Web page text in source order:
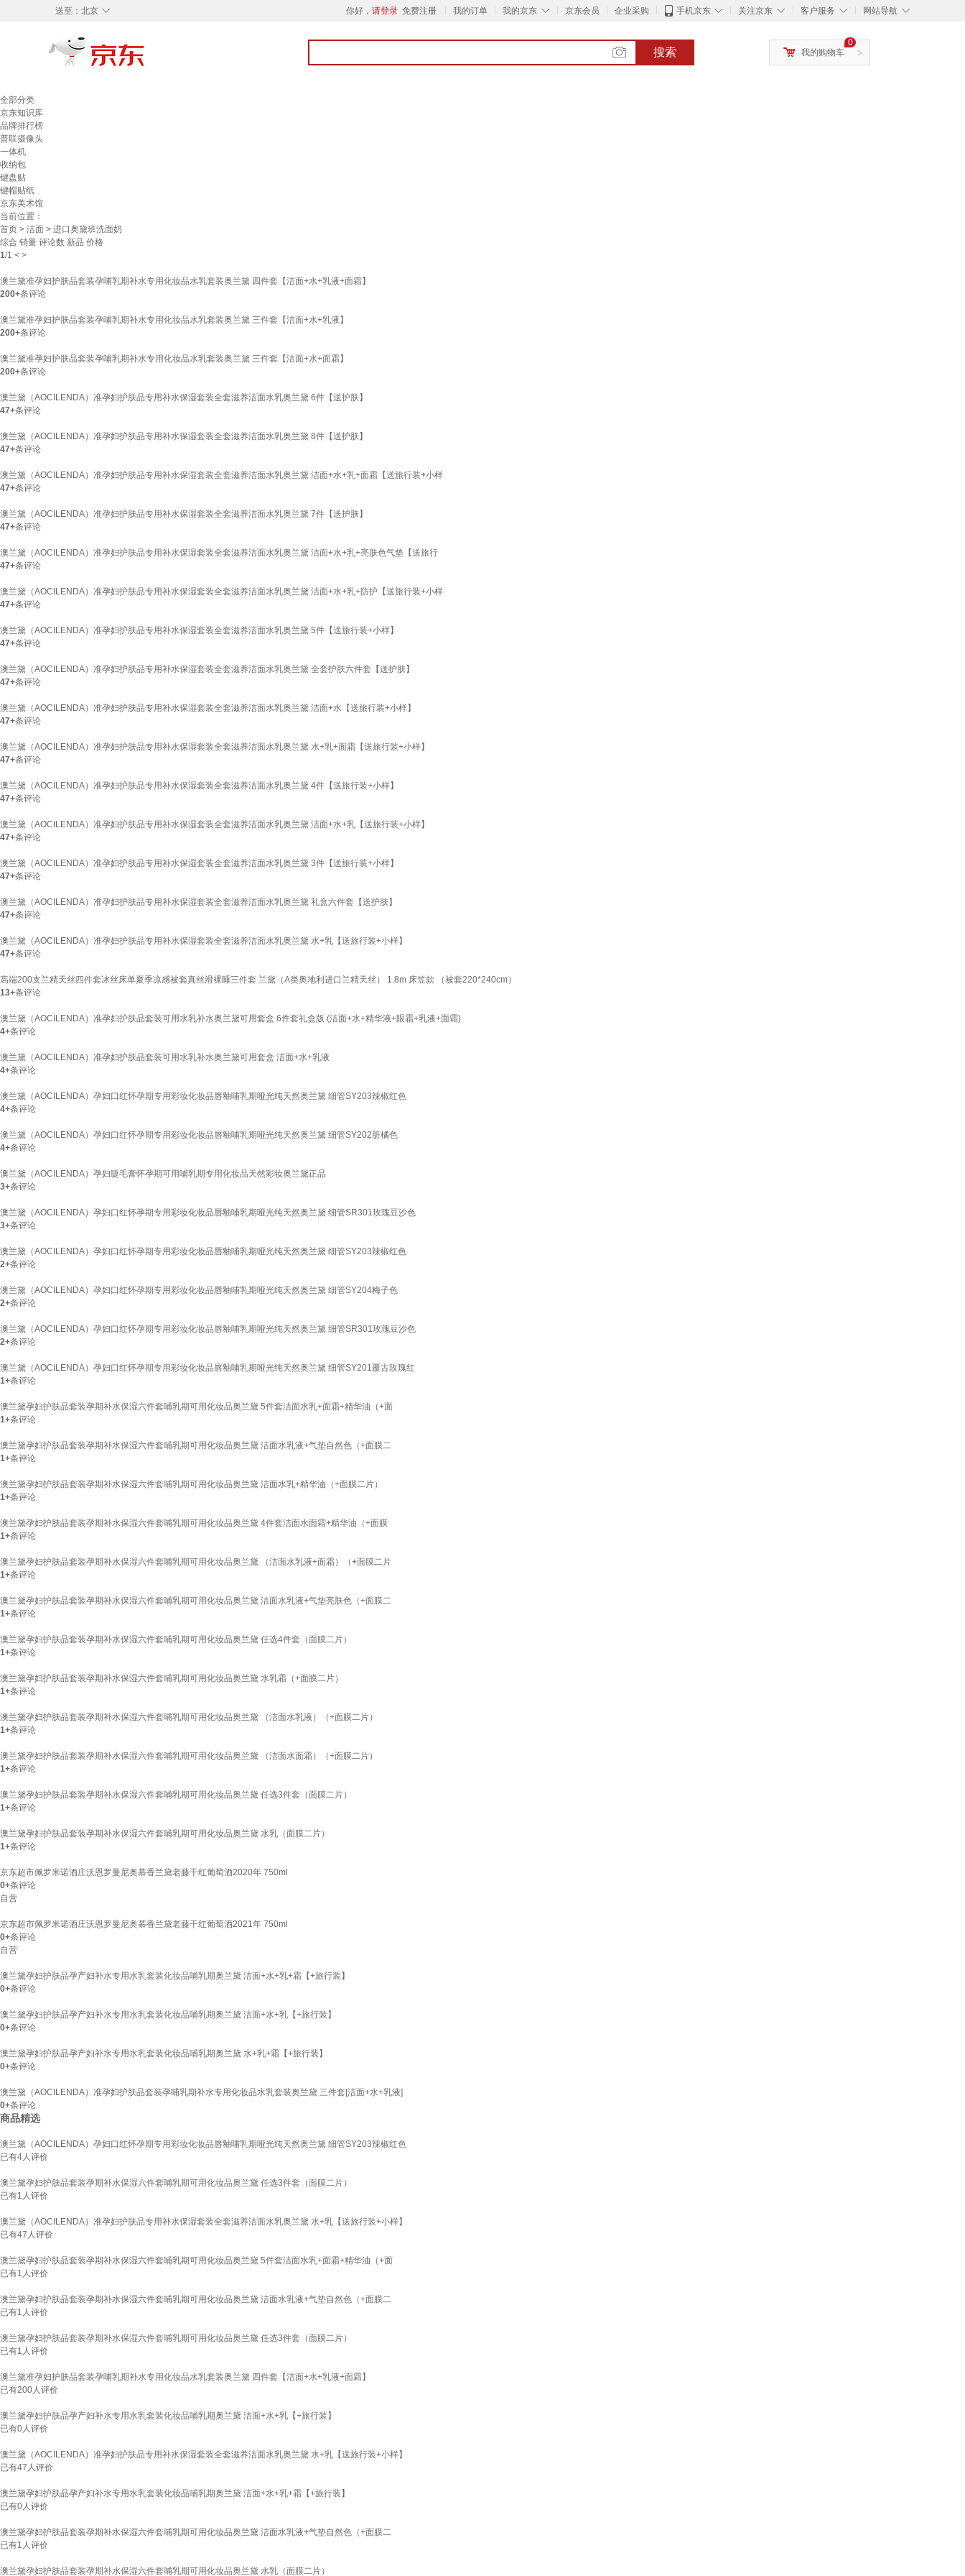
◇
送至： 北京 你好， 请登录 免费注册 我的订单 ◇
我的京东 京东会员 企业采购 ◇
手机京东 ◇
关注京东 ◇
客户服务 ◇
网站导航
搜索 >
0
我的购物车
全部分类
京东知识库
品牌排行榜
普联摄像头
一体机
收纳包
键盘贴
键帽贴纸
京东美术馆
当前位置：
首页 > 洁面 > 进口奥黛班洗面奶
综合 销量 评论数 新品 价格
1/1 < >
澳兰黛准孕妇护肤品套装孕哺乳期补水专用化妆品水乳套装奥兰黛 四件套【洁面+水+乳液+面霜】
200+条评论
澳兰黛准孕妇护肤品套装孕哺乳期补水专用化妆品水乳套装奥兰黛 三件套【洁面+水+乳液】
200+条评论
澳兰黛准孕妇护肤品套装孕哺乳期补水专用化妆品水乳套装奥兰黛 三件套【洁面+水+面霜】
200+条评论
澳兰黛（AOCILENDA）准孕妇护肤品专用补水保湿套装全套滋养洁面水乳奥兰黛 6件【送护肤】
47+条评论
澳兰黛（AOCILENDA）准孕妇护肤品专用补水保湿套装全套滋养洁面水乳奥兰黛 8件【送护肤】
47+条评论
澳兰黛（AOCILENDA）准孕妇护肤品专用补水保湿套装全套滋养洁面水乳奥兰黛 洁面+水+乳+面霜【送旅行装+小样
47+条评论
澳兰黛（AOCILENDA）准孕妇护肤品专用补水保湿套装全套滋养洁面水乳奥兰黛 7件【送护肤】
47+条评论
澳兰黛（AOCILENDA）准孕妇护肤品专用补水保湿套装全套滋养洁面水乳奥兰黛 洁面+水+乳+亮肤色气垫【送旅行
47+条评论
澳兰黛（AOCILENDA）准孕妇护肤品专用补水保湿套装全套滋养洁面水乳奥兰黛 洁面+水+乳+防护【送旅行装+小样
47+条评论
澳兰黛（AOCILENDA）准孕妇护肤品专用补水保湿套装全套滋养洁面水乳奥兰黛 5件【送旅行装+小样】
47+条评论
澳兰黛（AOCILENDA）准孕妇护肤品专用补水保湿套装全套滋养洁面水乳奥兰黛 全套护肤六件套【送护肤】
47+条评论
澳兰黛（AOCILENDA）准孕妇护肤品专用补水保湿套装全套滋养洁面水乳奥兰黛 洁面+水【送旅行装+小样】
47+条评论
澳兰黛（AOCILENDA）准孕妇护肤品专用补水保湿套装全套滋养洁面水乳奥兰黛 水+乳+面霜【送旅行装+小样】
47+条评论
澳兰黛（AOCILENDA）准孕妇护肤品专用补水保湿套装全套滋养洁面水乳奥兰黛 4件【送旅行装+小样】
47+条评论
澳兰黛（AOCILENDA）准孕妇护肤品专用补水保湿套装全套滋养洁面水乳奥兰黛 洁面+水+乳【送旅行装+小样】
47+条评论
澳兰黛（AOCILENDA）准孕妇护肤品专用补水保湿套装全套滋养洁面水乳奥兰黛 3件【送旅行装+小样】
47+条评论
澳兰黛（AOCILENDA）准孕妇护肤品专用补水保湿套装全套滋养洁面水乳奥兰黛 礼盒六件套【送护肤】
47+条评论
澳兰黛（AOCILENDA）准孕妇护肤品专用补水保湿套装全套滋养洁面水乳奥兰黛 水+乳【送旅行装+小样】
47+条评论
高端200支兰精天丝四件套冰丝床单夏季凉感被套真丝滑裸睡三件套 兰黛（A类奥地利进口兰精天丝） 1.8m 床笠款 （被套220*240cm）
13+条评论
澳兰黛（AOCILENDA）准孕妇护肤品套装可用水乳补水奥兰黛可用套盒 6件套礼盒版 (洁面+水+精华液+眼霜+乳液+面霜)
4+条评论
澳兰黛（AOCILENDA）准孕妇护肤品套装可用水乳补水奥兰黛可用套盒 洁面+水+乳液
4+条评论
澳兰黛（AOCILENDA）孕妇口红怀孕期专用彩妆化妆品唇釉哺乳期哑光纯天然奥兰黛 细管SY203辣椒红色
4+条评论
澳兰黛（AOCILENDA）孕妇口红怀孕期专用彩妆化妆品唇釉哺乳期哑光纯天然奥兰黛 细管SY202脏橘色
4+条评论
澳兰黛（AOCILENDA）孕妇睫毛膏怀孕期可用哺乳期专用化妆品天然彩妆奥兰黛正品
3+条评论
澳兰黛（AOCILENDA）孕妇口红怀孕期专用彩妆化妆品唇釉哺乳期哑光纯天然奥兰黛 细管SR301玫瑰豆沙色
3+条评论
澳兰黛（AOCILENDA）孕妇口红怀孕期专用彩妆化妆品唇釉哺乳期哑光纯天然奥兰黛 细管SY203辣椒红色
2+条评论
澳兰黛（AOCILENDA）孕妇口红怀孕期专用彩妆化妆品唇釉哺乳期哑光纯天然奥兰黛 细管SY204梅子色
2+条评论
澳兰黛（AOCILENDA）孕妇口红怀孕期专用彩妆化妆品唇釉哺乳期哑光纯天然奥兰黛 细管SR301玫瑰豆沙色
2+条评论
澳兰黛（AOCILENDA）孕妇口红怀孕期专用彩妆化妆品唇釉哺乳期哑光纯天然奥兰黛 细管SY201覆古玫瑰红
1+条评论
澳兰黛孕妇护肤品套装孕期补水保湿六件套哺乳期可用化妆品奥兰黛 5件套洁面水乳+面霜+精华油（+面
1+条评论
澳兰黛孕妇护肤品套装孕期补水保湿六件套哺乳期可用化妆品奥兰黛 洁面水乳液+气垫自然色（+面膜二
1+条评论
澳兰黛孕妇护肤品套装孕期补水保湿六件套哺乳期可用化妆品奥兰黛 洁面水乳+精华油（+面膜二片）
1+条评论
澳兰黛孕妇护肤品套装孕期补水保湿六件套哺乳期可用化妆品奥兰黛 4件套洁面水面霜+精华油（+面膜
1+条评论
澳兰黛孕妇护肤品套装孕期补水保湿六件套哺乳期可用化妆品奥兰黛 （洁面水乳液+面霜）（+面膜二片
1+条评论
澳兰黛孕妇护肤品套装孕期补水保湿六件套哺乳期可用化妆品奥兰黛 洁面水乳液+气垫亮肤色（+面膜二
1+条评论
澳兰黛孕妇护肤品套装孕期补水保湿六件套哺乳期可用化妆品奥兰黛 任选4件套（面膜二片）
1+条评论
澳兰黛孕妇护肤品套装孕期补水保湿六件套哺乳期可用化妆品奥兰黛 水乳霜（+面膜二片）
1+条评论
澳兰黛孕妇护肤品套装孕期补水保湿六件套哺乳期可用化妆品奥兰黛 （洁面水乳液）（+面膜二片）
1+条评论
澳兰黛孕妇护肤品套装孕期补水保湿六件套哺乳期可用化妆品奥兰黛 （洁面水面霜）（+面膜二片）
1+条评论
澳兰黛孕妇护肤品套装孕期补水保湿六件套哺乳期可用化妆品奥兰黛 任选3件套（面膜二片）
1+条评论
澳兰黛孕妇护肤品套装孕期补水保湿六件套哺乳期可用化妆品奥兰黛 水乳（面膜二片）
1+条评论
京东超市佩罗米诺酒庄沃恩罗曼尼奥慕香兰黛老藤干红葡萄酒2020年 750ml
0+条评论
自营
京东超市佩罗米诺酒庄沃恩罗曼尼奥慕香兰黛老藤干红葡萄酒2021年 750ml
0+条评论
自营
澳兰黛孕妇护肤品孕产妇补水专用水乳套装化妆品哺乳期奥兰黛 洁面+水+乳+霜【+旅行装】
0+条评论
澳兰黛孕妇护肤品孕产妇补水专用水乳套装化妆品哺乳期奥兰黛 洁面+水+乳【+旅行装】
0+条评论
澳兰黛孕妇护肤品孕产妇补水专用水乳套装化妆品哺乳期奥兰黛 水+乳+霜【+旅行装】
0+条评论
澳兰黛（AOCILENDA）准孕妇护肤品套装孕哺乳期补水专用化妆品水乳套装奥兰黛 三件套[洁面+水+乳液]
0+条评论
商品精选
澳兰黛（AOCILENDA）孕妇口红怀孕期专用彩妆化妆品唇釉哺乳期哑光纯天然奥兰黛 细管SY203辣椒红色
已有4人评价
澳兰黛孕妇护肤品套装孕期补水保湿六件套哺乳期可用化妆品奥兰黛 任选3件套（面膜二片）
已有1 人评价
澳兰黛（AOCILENDA）准孕妇护肤品专用补水保湿套装全套滋养洁面水乳奥兰黛 水+乳【送旅行装+小样】
已有47 人评价
澳兰黛孕妇护肤品套装孕期补水保湿六件套哺乳期可用化妆品奥兰黛 5件套洁面水乳+面霜+精华油（+面
已有1 人评价
澳兰黛孕妇护肤品套装孕期补水保湿六件套哺乳期可用化妆品奥兰黛 洁面水乳液+气垫自然色（+面膜二
已有1 人评价
澳兰黛孕妇护肤品套装孕期补水保湿六件套哺乳期可用化妆品奥兰黛 任选3件套（面膜二片）
已有1 人评价
澳兰黛准孕妇护肤品套装孕哺乳期补水专用化妆品水乳套装奥兰黛 四件套【洁面+水+乳液+面霜】
已有200人评价
澳兰黛孕妇护肤品孕产妇补水专用水乳套装化妆品哺乳期奥兰黛 洁面+水+乳【+旅行装】
已有0人评价
澳兰黛（AOCILENDA）准孕妇护肤品专用补水保湿套装全套滋养洁面水乳奥兰黛 水+乳【送旅行装+小样】
已有47 人评价
澳兰黛孕妇护肤品孕产妇补水专用水乳套装化妆品哺乳期奥兰黛 洁面+水+乳+霜【+旅行装】
已有0人评价
澳兰黛孕妇护肤品套装孕期补水保湿六件套哺乳期可用化妆品奥兰黛 洁面水乳液+气垫自然色（+面膜二
已有1 人评价
澳兰黛孕妇护肤品套装孕期补水保湿六件套哺乳期可用化妆品奥兰黛 水乳（面膜二片）